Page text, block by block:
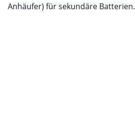
Anhäufer) für sekundäre Batterien.